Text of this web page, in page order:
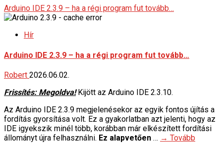
Arduino IDE 2.3.9 – ha a régi program fut tovább…
Hír
Arduino IDE 2.3.9 – ha a régi program fut tovább…
Robert 2026.06.02.
Frissítés: Megoldva!Kijött az Arduino IDE 2.3.10.
Az Arduino IDE 2.3.9 megjelenésekor az egyik fontos újítás a
fordítás gyorsítása volt. Ez a gyakorlatban azt jelenti, hogy az
IDE igyekszik minél több, korábban már elkészített fordítási
állományt újra felhasználni. Ez alapvetően … → Tovább